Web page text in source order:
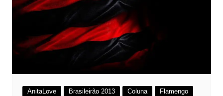
AnitaLove Brasileirão 2013 Coluna Flamengo